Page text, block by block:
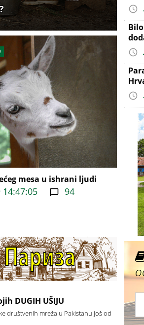
mesa u ishrani ljudi
14:47:05 94
DUGIH UŠIJU
društvenih mreža u Pakistanu još od